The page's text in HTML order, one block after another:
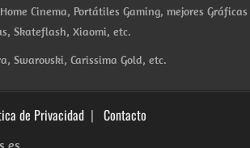
Cinema, Portátiles Gaming, mejores
Skateflash, Xiaomi, etc.
Swarovski, Carissima Gold, etc.
de Privacidad Contacto